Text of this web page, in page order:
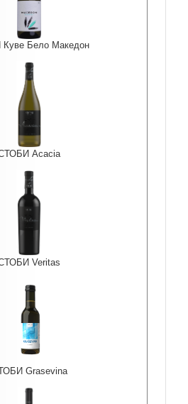
Бело Македон
Acacia
Veritas
Grasevina